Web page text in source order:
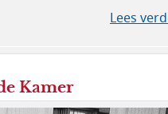
Lees
Kamer